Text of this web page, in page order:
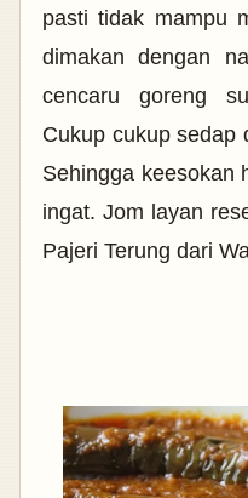
pasti tidak mampu
dimakan dengan
cencaru goreng
Cukup cukup sedap
Sehingga keesokan
ingat. Jom layan
Pajeri Terung dari